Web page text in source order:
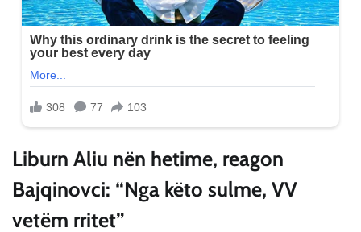
Liburn Aliu nën hetime, reagon
Bajqinovci: “Nga këto sulme, VV
vetëm rritet”